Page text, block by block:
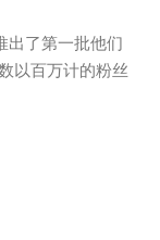
出了第一批他们
以百万计的粉丝